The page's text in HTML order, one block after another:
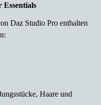
Essentials
Daz Studio Pro enthalten
Haare und